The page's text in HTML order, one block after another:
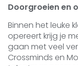
Doorgroeien en
Binnen het leuke
opereert krijg je
gaan met veel
Crossminds en